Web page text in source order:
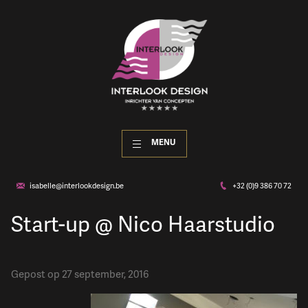
MENU
isabelle@interlookdesign.be +32 (0)9 386 70 72
Start-up @ Nico Haarstudio
Gepost op 27 september, 2016